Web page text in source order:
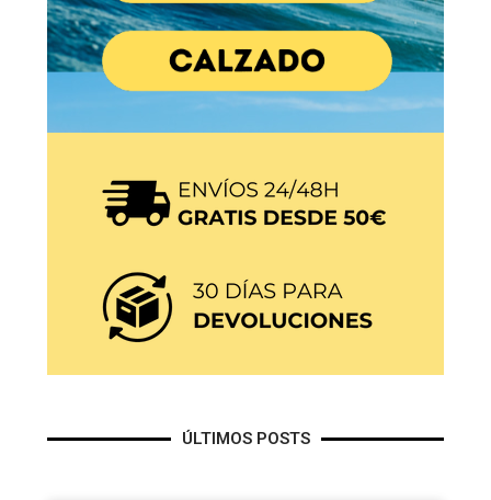
ÚLTIMOS POSTS